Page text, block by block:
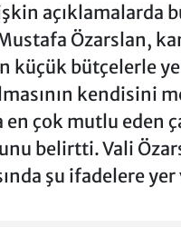
açıklamalarda
Özarslan,
küçük bütçelerle
kendisini
en çok mutlu eden
belirtti. Vali
şu ifadelere